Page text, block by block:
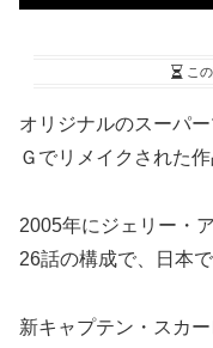
こ
オリジナルのスーパ
Ｇでリメイクされた作
2005年にジェリー・
26話の構成で、日本
新キャプテン・スカ